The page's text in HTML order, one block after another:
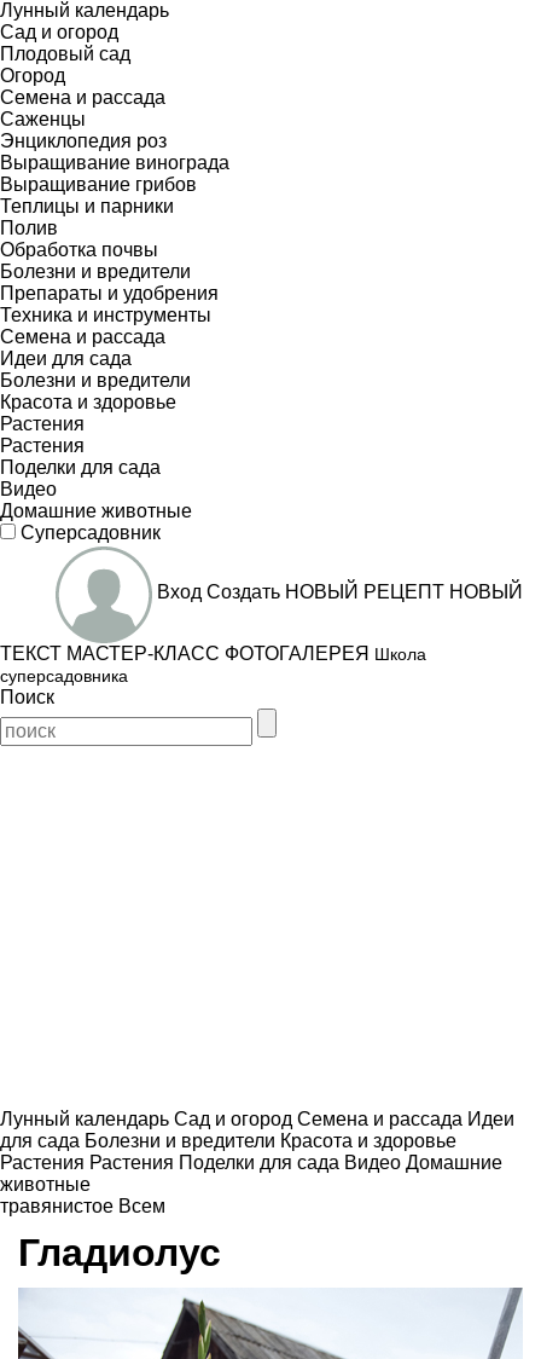
Лунный календарь
Сад и огород
Плодовый сад
Огород
Семена и рассада
Саженцы
Энциклопедия роз
Выращивание винограда
Выращивание грибов
Теплицы и парники
Полив
Обработка почвы
Болезни и вредители
Препараты и удобрения
Техника и инструменты
Семена и рассада
Идеи для сада
Болезни и вредители
Красота и здоровье
Растения
Растения
Поделки для сада
Видео
Домашние животные
Суперсадовник
Вход Создать НОВЫЙ РЕЦЕПТ НОВЫЙ
ТЕКСТ МАСТЕР-КЛАСС ФОТОГАЛЕРЕЯ Школа
суперсадовника
Поиск
Лунный календарь Сад и огород Семена и рассада Идеи
для сада Болезни и вредители Красота и здоровье
Растения Растения Поделки для сада Видео Домашние
животные
травянистое Всем
Гладиолус